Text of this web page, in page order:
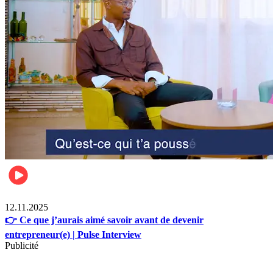
12.11.2025
👉 Ce que j’aurais aimé savoir avant de devenir
entrepreneur(e) | Pulse Interview
Publicité